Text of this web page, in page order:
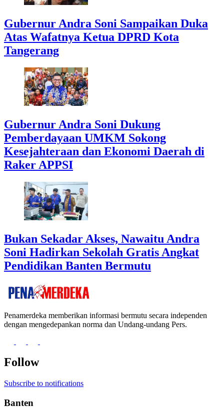
Gubernur Andra Soni Sampaikan Duka
Atas Wafatnya Ketua DPRD Kota
Tangerang
Gubernur Andra Soni Dukung
Pemberdayaan UMKM Sokong
Kesejahteraan dan Ekonomi Daerah di
Raker APPSI
Bukan Sekadar Akses, Nawaitu Andra
Soni Hadirkan Sekolah Gratis Angkat
Pendidikan Banten Bermutu
Penamerdeka memberikan informasi bermutu secara independen
dengan mengedepankan norma dan Undang-undang Pers.
Follow
Subscribe to notifications
Banten